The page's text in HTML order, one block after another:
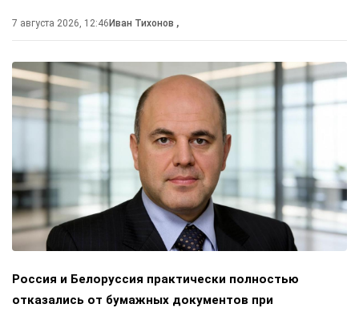
7 августа 2026, 12:46 Иван Тихонов ,
Россия и Белоруссия практически полностью
отказались от бумажных документов при